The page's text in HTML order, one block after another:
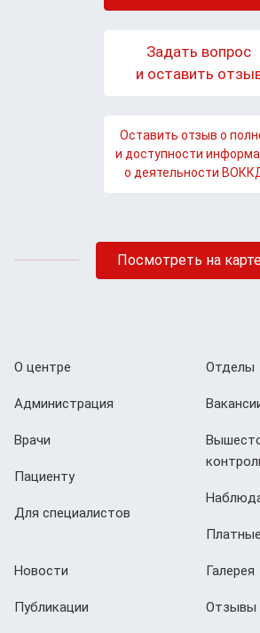
Задать вопрос
и оставить
Оставить отзыв о
и доступности
о деятельности
Посмотреть на
О центре
Администрация
Врачи
Пациенту
Для специалистов
Отделы
Новости
Публикации
Галерея
Отзывы